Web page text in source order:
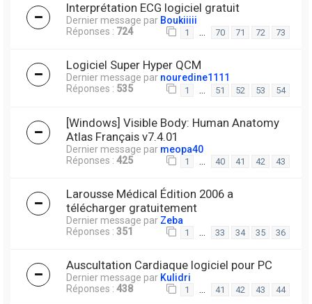
Interprétation ECG logiciel gratuit
Dernier message par Boukiiiii
Réponses : 724 1 … 70 71 72 73
Logiciel Super Hyper QCM
Dernier message par nouredine1111
Réponses : 535 1 51 52 53 54
[Windows] Visible Body: Human Anatomy
Atlas Français v7.4.01
Dernier message par meopa40
Réponses : 425 1 40 41 42 43
Larousse Médical Édition 2006 a
télécharger gratuitement
Dernier message par Zeba
Réponses : 351 1 33 34 35 36
Auscultation Cardiaque logiciel pour PC
Dernier message par Kulidri
Réponses : 438 1 … 41 42 43 44